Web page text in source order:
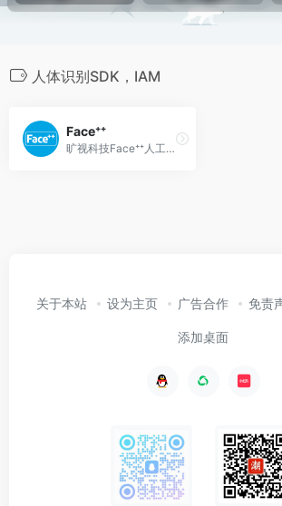
人体识别SDK，IAM
Face⁺⁺
旷视科技Face⁺⁺人工智能开放平台,为您提供人脸识别,换脸,银行业OCR等各类人体,图像,文字识别功能服务,让你的应用读懂世界.
关于本站 设为主页 广告合作 免责
添加桌面